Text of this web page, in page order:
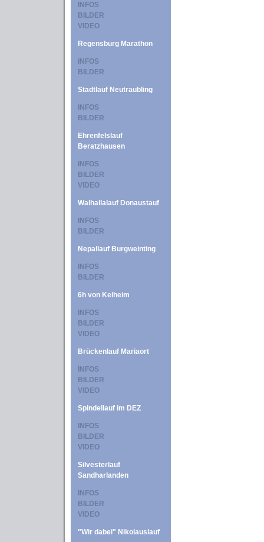
INFOS
BILDER
VIDEO
Regensburg Marathon
INFOS
BILDER
Stadtlauf Neutraubling
INFOS
BILDER
Ehrenfelslauf
Beratzhausen
INFOS
BILDER
VIDEO
Walhallalauf Donaustauf
INFOS
BILDER
Nepallauf Burgweinting
INFOS
BILDER
6h von Kelheim
INFOS
BILDER
VIDEO
Brückenlauf Mariaort
INFOS
BILDER
VIDEO
Spindellauf im DEZ
INFOS
BILDER
VIDEO
Silvesterlauf
Sandharlanden
INFOS
BILDER
VIDEO
"Wir dabei" Nikolauslauf